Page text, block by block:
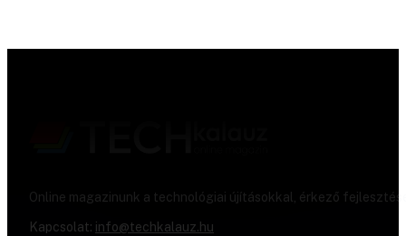
Online magazinunk a technológiai újításokkal, érkező
Kapcsolat: info@techkalauz.hu